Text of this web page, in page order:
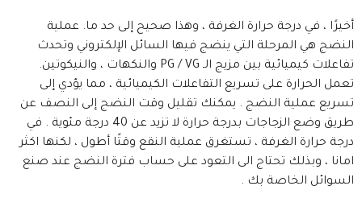
أخيرًا ، في درجة حرارة الغرفة ، وهذا صحيح إلى حد ما. عملية
النضج هي المرحلة التي ينضج فيها السائل الإلكتروني وتحدث
تفاعلات كيميائية بين مزيج الـ PG / VG والنكهات ، والنيكوتين.
تعمل الحرارة على تسريع التفاعلات الكيميائية ، مما يؤدي إلى
تسريع عملية النضج . يمكنك تقليل وقت النضج إلى النصف عن
طريق وضع الزجاجات بدرجة حرارة لا تزيد عن 40 درجة مئوية . في
درجة حرارة الغرفة ، تستغرق عملية النقع وقتًا أطول ، لكنها اكثر
امانا ، وبذلك تحتاج الى التعود على حساب فترة النضج عند صنع
السوائل الخاصة بك .